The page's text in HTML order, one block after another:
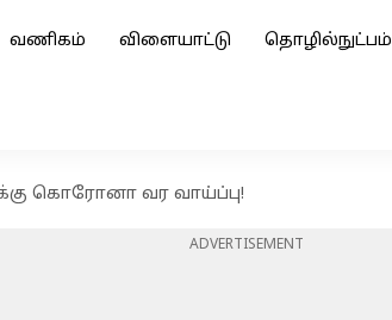
வணிகம் விளையாட்டு தொழில்நுட்பம்
கொரோனா வர வாய்ப்பு!
ADVERTISEMENT